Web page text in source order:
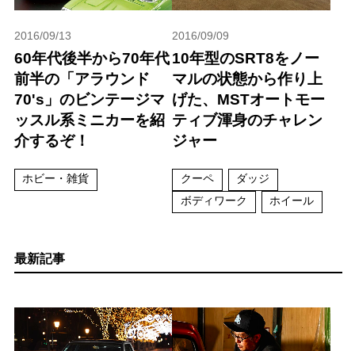
2016/09/13
60年代後半から70年代
前半の「アラウンド
70's」のビンテージマ
ッスル系ミニカーを紹
介するぞ！
ホビー・雑貨
2016/09/09
10年型のSRT8をノー
マルの状態から作り上
げた、MSTオートモー
ティブ渾身のチャレン
ジャー
クーペ
ダッジ
ボディワーク
ホイール
最新記事